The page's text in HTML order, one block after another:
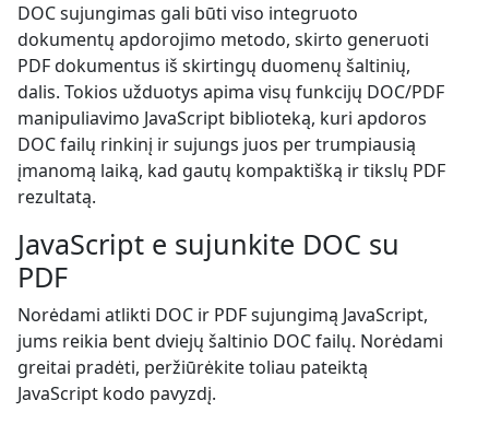
DOC sujungimas gali būti viso integruoto
dokumentų apdorojimo metodo, skirto generuoti
PDF dokumentus iš skirtingų duomenų šaltinių,
dalis. Tokios užduotys apima visų funkcijų DOC/PDF
manipuliavimo JavaScript biblioteką, kuri apdoros
DOC failų rinkinį ir sujungs juos per trumpiausią
įmanomą laiką, kad gautų kompaktišką ir tikslų PDF
rezultatą.
JavaScript e sujunkite DOC su
PDF
Norėdami atlikti DOC ir PDF sujungimą JavaScript,
jums reikia bent dviejų šaltinio DOC failų. Norėdami
greitai pradėti, peržiūrėkite toliau pateiktą
JavaScript kodo pavyzdį.